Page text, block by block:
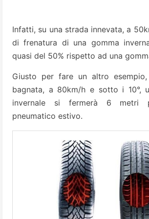
Infatti, su una strada innevata, a
di frenatura di una gomma
quasi del 50% rispetto ad una
Giusto per fare un altro
bagnata, a 80km/h e sotto i 10°,
invernale si fermerà 6 metri
pneumatico estivo.